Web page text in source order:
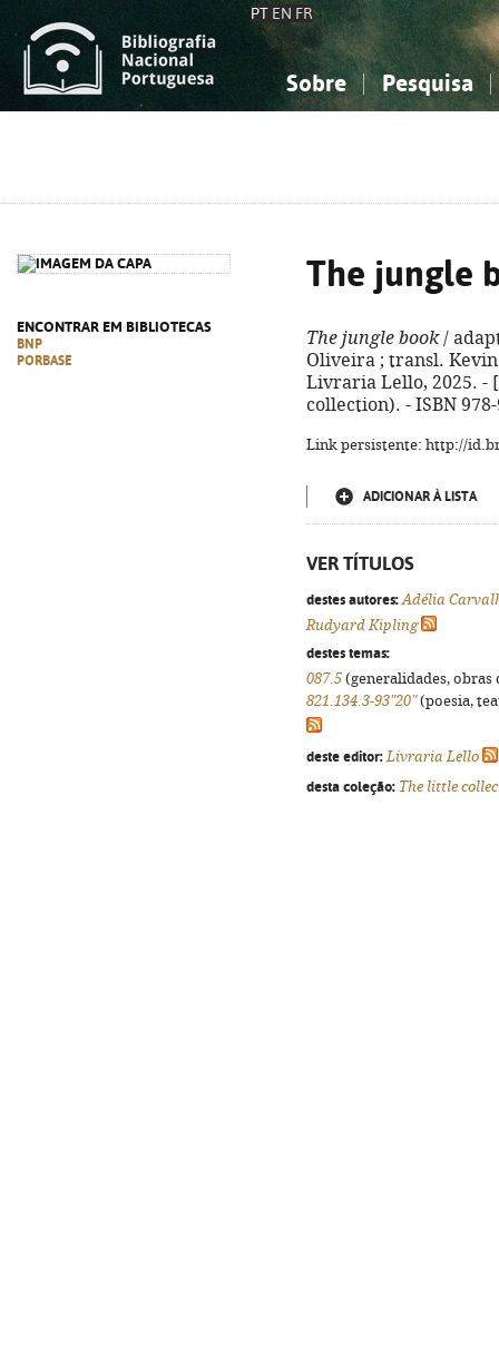
PT EN FR
Sobre Pesquisa
ENCONTRAR EM BIBLIOTECAS
BNP
PORBASE
The jungle
The jungle book/
Oliveira ; transl.
Livraria Lello, 2025. -
collection). - ISBN
Link persistente: http://
ADICIONAR À LISTA
VER TÍTULOS
destes autores: Adélia
Rudyard Kipling
destes temas:
087.5 (generalidades,
821.134.3-93"20"(poesia,
deste editor: Livraria Lello
desta coleção: The little